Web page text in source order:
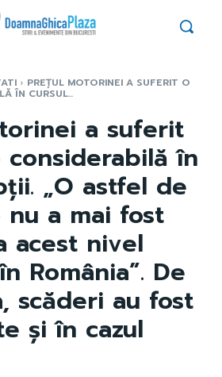
PREȚUL MOTORINEI A SUFERIT O
ÎN CURSUL...
a suferit
în
„O astfel de
a mai fost
acest nivel
România”. De
scăderi au fost
și în cazul